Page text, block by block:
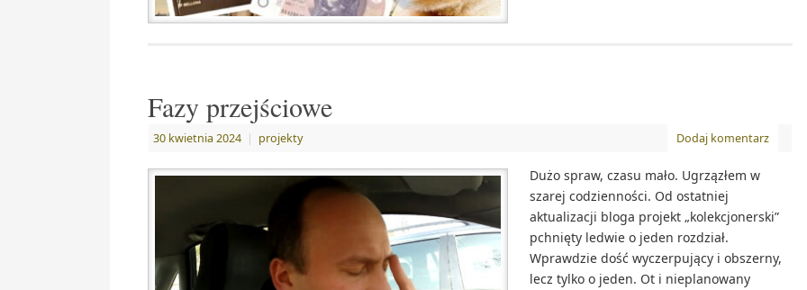
Fazy przejściowe
30 kwietnia 2024 | projekty Dodaj komentarz
Dużo spraw, czasu mało. Ugrzązłem w
szarej codzienności. Od ostatniej
aktualizacji bloga projekt „kolekcjonerski”
pchnięty ledwie o jeden rozdział.
Wprawdzie dość wyczerpujący i obszerny,
lecz tylko o jeden. Ot i nieplanowany